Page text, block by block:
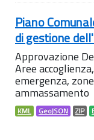
Piano
di gestione
Approvazione
Aree
emergenza,
ammassamento
KML GeoJSON ZIP